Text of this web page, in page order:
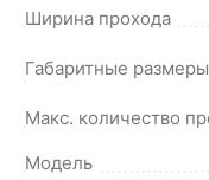
Ширина прохода
Габаритные размеры
Макс. количество
Модель